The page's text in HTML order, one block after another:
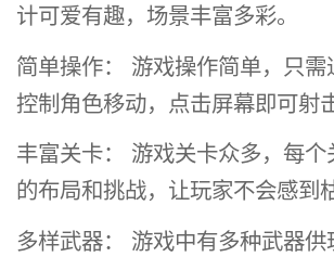
计可爱有趣，场景丰富多彩。
简单操作： 游戏操作简单，只
控制角色移动，点击屏幕即可射
丰富关卡： 游戏关卡众多，每个
的布局和挑战，让玩家不会感到
多样武器： 游戏中有多种武器